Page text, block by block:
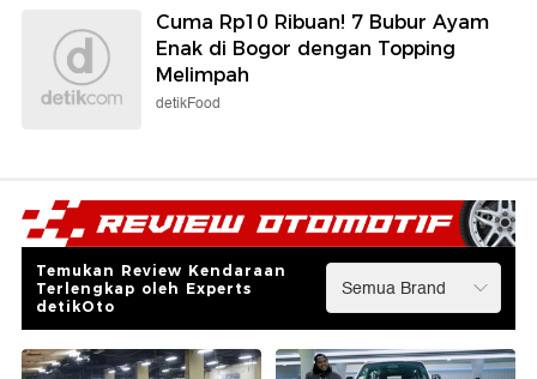
Cuma Rp10 Ribuan! 7 Bubur Ayam
Enak di Bogor dengan Topping
Melimpah
detikFood
Temukan Review Kendaraan
Terlengkap oleh Experts
detikOto